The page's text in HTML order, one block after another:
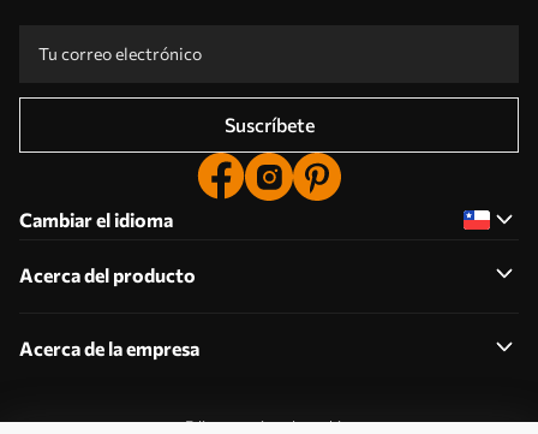
Suscríbete
Cambiar el idioma
Acerca del producto
Acerca de la empresa
Editar permisos de cookies